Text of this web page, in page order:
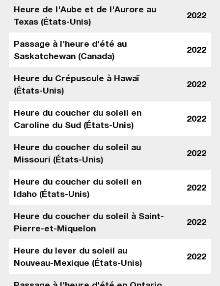
Heure de l'Aube et de l'Aurore au
Texas (États-Unis)
2022
Passage à l'heure d'été au
Saskatchewan (Canada)
2022
Heure du Crépuscule à Hawaï
(États-Unis)
2022
Heure du coucher du soleil en
Caroline du Sud (États-Unis)
2022
Heure du coucher du soleil au
Missouri (États-Unis)
2022
Heure du coucher du soleil en
Idaho (États-Unis)
2022
Heure du coucher du soleil à Saint-
Pierre-et-Miquelon
2022
Heure du lever du soleil au
Nouveau-Mexique (États-Unis)
2022